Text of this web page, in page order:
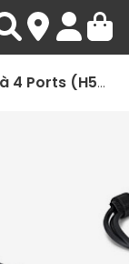
StarTech.com Hub USB-A à 4 Ports (H5A4A-USB-HUB-2)